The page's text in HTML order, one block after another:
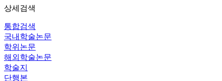
상세검색
통합검색
국내학술논문
학위논문
해외학술논문
학술지
단행본